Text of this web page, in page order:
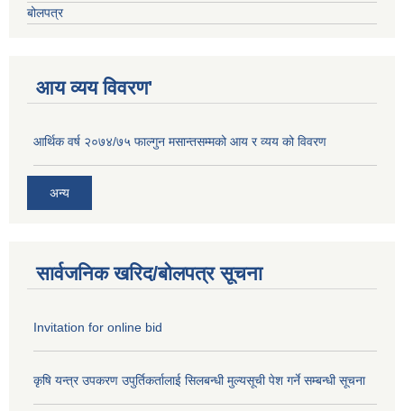
बोलपत्र
आय व्यय विवरण'
आर्थिक वर्ष २०७४/७५ फाल्गुन मसान्तसम्मको आय र व्यय को विवरण
अन्य
सार्वजनिक खरिद/बोलपत्र सूचना
Invitation for online bid
कृषि यन्त्र उपकरण उपुर्तिकर्तालाई सिलबन्धी मुल्यसूची पेश गर्ने सम्बन्धी सूचना